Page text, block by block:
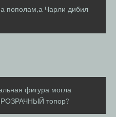
пополам,а Чарли дибил
фигура могла
топор?